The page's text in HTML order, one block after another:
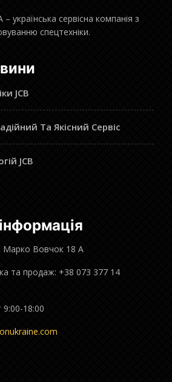
українська сервісна компанія з
спецтехніки.
JCB
Та Якісний Сервіс
JCB
Марко Вовчок 18 А
та продаж: +38 073 377 14
9:00-18:00